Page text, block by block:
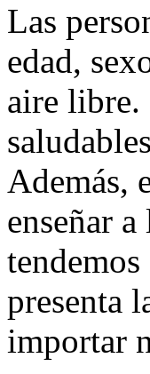
Las
edad,
aire libre.
Además,
enseñar
presenta
importar